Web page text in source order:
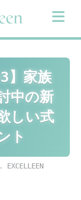
】家族
中の新
しい式
ト